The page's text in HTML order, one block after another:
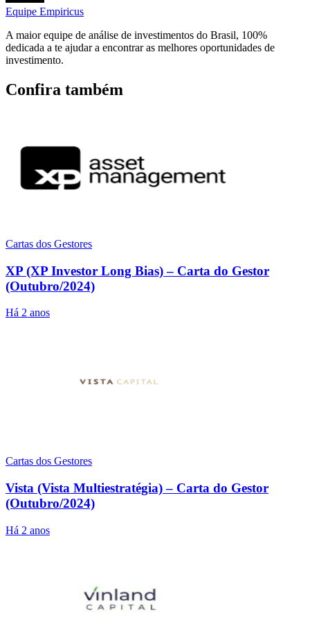
Equipe Empiricus
A maior equipe de análise de investimentos do Brasil, 100%
dedicada a te ajudar a encontrar as melhores oportunidades de
investimento.
Confira também
Cartas dos Gestores
XP (XP Investor Long Bias) – Carta do Gestor
(Outubro/2024)
Há 2 anos
Cartas dos Gestores
Vista (Vista Multiestratégia) – Carta do Gestor
(Outubro/2024)
Há 2 anos